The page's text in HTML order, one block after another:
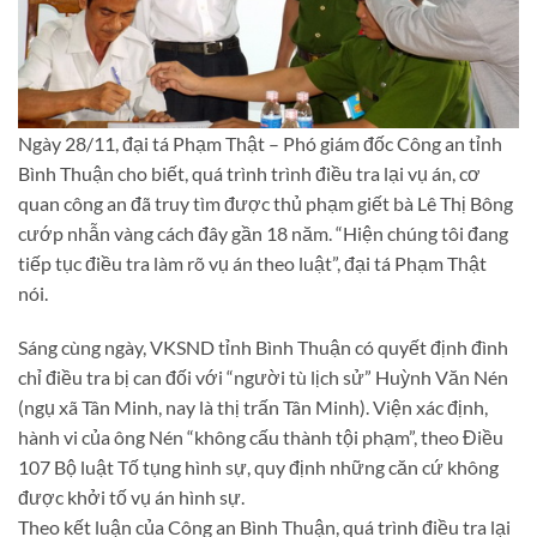
Ngày 28/11, đại tá Phạm Thật – Phó giám đốc Công an tỉnh
Bình Thuận cho biết, quá trình trình điều tra lại vụ án, cơ
quan công an đã truy tìm được thủ phạm giết bà Lê Thị Bông
cướp nhẫn vàng cách đây gần 18 năm. “Hiện chúng tôi đang
tiếp tục điều tra làm rõ vụ án theo luật”, đại tá Phạm Thật
nói.
Sáng cùng ngày, VKSND tỉnh Bình Thuận có quyết định đình
chỉ điều tra bị can đối với “người tù lịch sử” Huỳnh Văn Nén
(ngụ xã Tân Minh, nay là thị trấn Tân Minh). Viện xác định,
hành vi của ông Nén “không cấu thành tội phạm”, theo Điều
107 Bộ luật Tố tụng hình sự, quy định những căn cứ không
được khởi tố vụ án hình sự.
Theo kết luận của Công an Bình Thuận, quá trình điều tra lại